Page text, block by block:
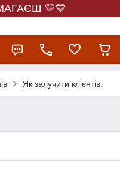
💛💙
Як залучити клієнтів.